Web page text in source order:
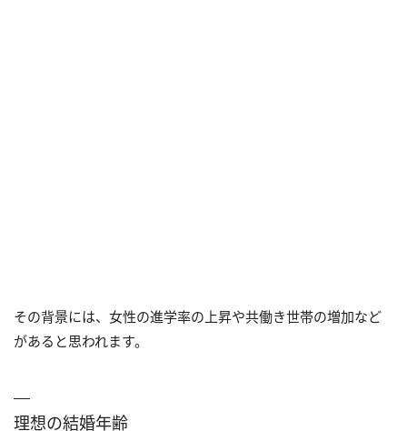
その背景には、女性の進学率の上昇や共働き世帯の増加など
があると思われます。
理想の結婚年齢